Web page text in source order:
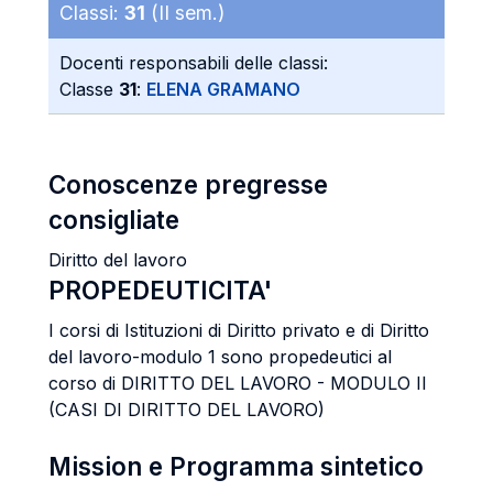
Classi: 31 (II sem.)
Docenti responsabili delle classi:
Classe 31: ELENA GRAMANO
Conoscenze pregresse
consigliate
Diritto del lavoro
PROPEDEUTICITA'
I corsi di Istituzioni di Diritto privato e di Diritto
del lavoro-modulo 1 sono propedeutici al
corso di DIRITTO DEL LAVORO - MODULO II
(CASI DI DIRITTO DEL LAVORO)
Mission e Programma sintetico